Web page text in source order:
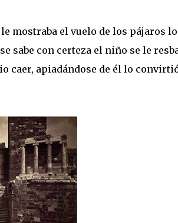
mostraba el vuelo de los pájaros lo
sabe con certeza el niño se le
caer, apiadándose de él lo